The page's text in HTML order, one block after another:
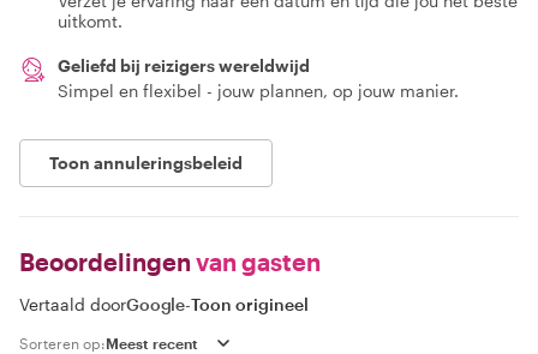
uitkomt.
Geliefd bij reizigers wereldwijd
Simpel en flexibel - jouw plannen, op jouw manier.
Toon annuleringsbeleid
Beoordelingen van gasten
Vertaald doorGoogle-Toon origineel
Sorteren op: